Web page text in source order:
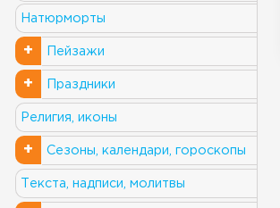
Натюрморты
+ Пейзажи
+ Праздники
Религия, иконы
+ Сезоны, календари, гороскопы
Текста, надписи, молитвы